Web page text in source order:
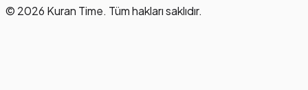
© 2026 Kuran Time. Tüm hakları saklıdır.